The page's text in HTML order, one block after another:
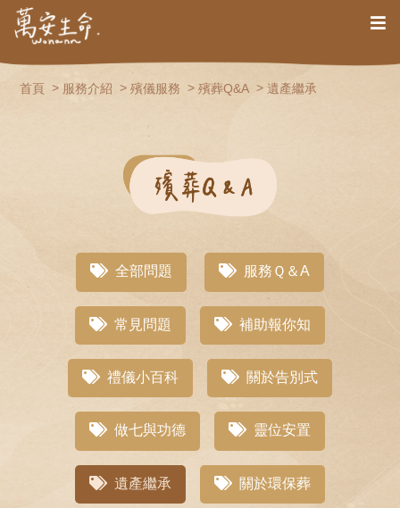
首頁 服務介紹 殯儀服務 殯葬Q&A 遺產繼承
全部問題 服務Ｑ＆A
常見問題 補助報你知
禮儀小百科 關於告別式
做七與功德 靈位安置
遺產繼承 關於環保葬